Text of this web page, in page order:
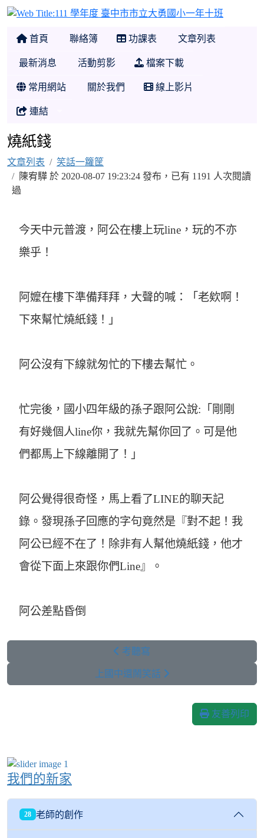
首頁 聯絡簿 功課表 文章列表
最新消息 活動剪影 檔案下載
常用網站 關於我們 線上影片
連結
燒紙錢
文章列表
笑話一籮筐
陳宥驊 於 2020-08-07 19:23:24 發布，已有 1191 人次閱讀
過
今天中元普渡，阿公在樓上玩line，玩的不亦
樂乎！
阿嬤在樓下準備拜拜，大聲的喊：「老欸啊！
下來幫忙燒紙錢！」
阿公沒有下線就匆忙的下樓去幫忙。
忙完後，國小四年級的孫子跟阿公說:「剛剛
有好幾個人line你，我就先幫你回了。可是他
們都馬上下線離開了！」
阿公覺得很奇怪，馬上看了LINE的聊天記
錄。發現孫子回應的字句竟然是『對不起！我
阿公已經不在了！除非有人幫他燒紙錢，他才
會從下面上來跟你們Line』。
阿公差點昏倒
考聽寫
上國中還鬧笑話
友善列印
我們的新家
28 老師的創作